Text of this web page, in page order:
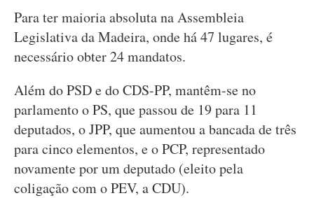
Para ter maioria absoluta na Assembleia
Legislativa da Madeira, onde há 47 lugares, é
necessário obter 24 mandatos.
Além do PSD e do CDS-PP, mantêm-se no
parlamento o PS, que passou de 19 para 11
deputados, o JPP, que aumentou a bancada de três
para cinco elementos, e o PCP, representado
novamente por um deputado (eleito pela
coligação com o PEV, a CDU).